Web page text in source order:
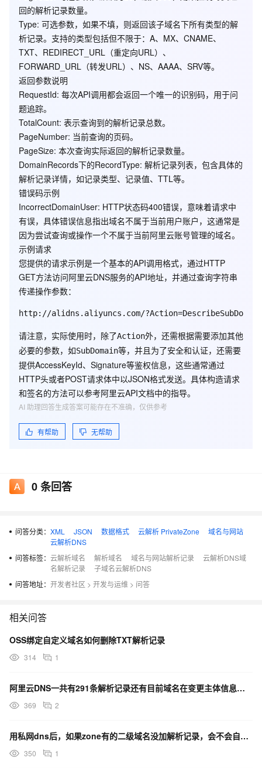
PageSize Long 否
分页查询时设置的每页行数，
最大值500，默认为20
Type String 否
如果不填写，则返回子域名对
应的全部解析记录类型。解析
MX、CNAME、TXT、
FORWORD_URL、NS、
返回参数
公共返回参数，详见公共返回参数
名称
RequestId String 唯一请求识别码
PageSize Long
本次查询获取的解析数
量
DomainRecords RecordType 解析记录列表
错误码
对于所有接口的通用性错误，请参考
The domain
名
示例
回的解析记录数量。
Type: 可选参数，如果不填，则返回该子域名下所有类型的解
析记录。支持的类型包括但不限于：A、MX、CNAME、
TXT、REDIRECT_URL（重定向URL）、
FORWARD_URL（转发URL）、NS、AAAA、SRV等。
返回参数说明
RequestId: 每次API调用都会返回一个唯一的识别码，用于问
题追踪。
TotalCount: 表示查询到的解析记录总数。
PageNumber: 当前查询的页码。
PageSize: 本次查询实际返回的解析记录数量。
DomainRecords下的RecordType: 解析记录列表，包含具体的
解析记录详情，如记录类型、记录值、TTL等。
错误码示例
IncorrectDomainUser: HTTP状态码400错误，意味着请求中
有误，具体错误信息指出域名不属于当前用户账户，这通常是
因为尝试查询或操作一个不属于当前阿里云账号管理的域名。
示例请求
您提供的请求示例是一个基本的API调用格式，通过HTTP
GET方法访问阿里云DNS服务的API地址，并通过查询字符串
传递操作参数：
请注意，实际使用时，除了Action外，还需根据需要添加其他
必要的参数，如SubDomain等，并且为了安全和认证，还需要
提供AccessKeyId、Signature等鉴权信息，这些通常通过
HTTP头或者POST请求体中以JSON格式发送。具体构造请求
和签名的方法可以参考阿里云API文档中的指导。
有帮助 无帮助
AI 助理回答生成答案可能存在不准确，仅供参考
0条回答
问答分类： XML JSON 数据格式 云解析 PrivateZone
域名与网站
云解析DNS
问答标签： 云解析域名 解析域名 域名与网站解析记录
云解析DNS域
名解析记录
子域名云解析DNS
问答地址： 开发者社区 > 开发与运维 > 问答
相关问答
OSS绑定自定义域名如何删除TXT解析记录
314 1
阿里云DNS一共有291条解析记录还有目前域名在变更主体信息是否要等这个先结束。对迁移有什么影响么？
369 2
用私网dns后，如果zone有的二级域名没加解析记录，会不会自动找公网云解析呢？
350 1